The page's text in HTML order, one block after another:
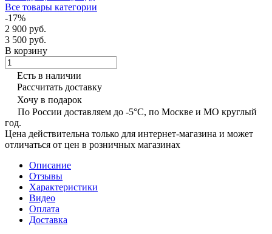
Все товары категории
-17%
2 900 руб.
3 500 руб.
В корзину
Есть в наличии
Рассчитать доставку
Хочу в подарок
По России доставляем до -5°C, по Москве и МО круглый
год.
Цена действительна только для интернет-магазина и может
отличаться от цен в розничных магазинах
Описание
Отзывы
Характеристики
Видео
Оплата
Доставка